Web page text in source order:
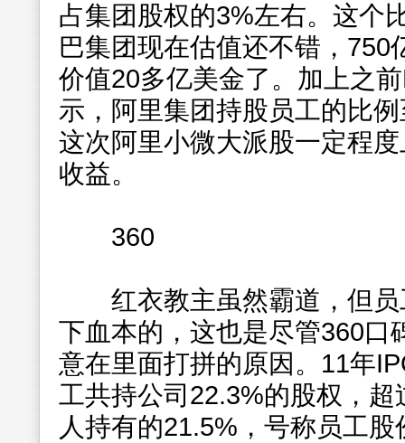
占集团股权的3%左右。这个
巴集团现在估值还不错，750
价值20多亿美金了。加上之
示，阿里集团持股员工的比
这次阿里小微大派股一定程
收益。
360
红衣教主虽然霸道，但员
下血本的，这也是尽管360口
意在里面打拼的原因。11年
工共持公司22.3%的股权，
人持有的21.5%，号称员工